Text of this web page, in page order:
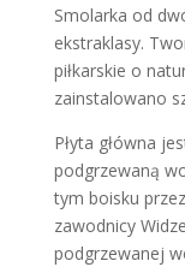
Smolarka od
ekstraklasy.
piłkarskie o
zainstalowano
Płyta główna
podgrzewaną
tym boisku
zawodnicy
podgrzewanej